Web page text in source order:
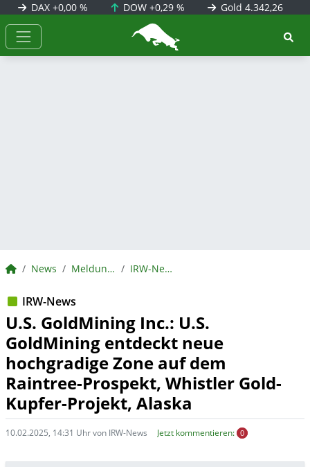
DAX +0,00 % DOW+0,29 % Gold 4.342,26
BörsenNEWS.de
BörsenNEWS.de
News Meldungen IRW-News
IRW-News
U.S. GoldMining Inc.: U.S.
GoldMining entdeckt neue
hochgradige Zone auf dem
Raintree-Prospekt, Whistler Gold-
Kupfer-Projekt, Alaska
10.02.2025, 14:31 Uhr von IRW-News Jetzt kommentieren: 0